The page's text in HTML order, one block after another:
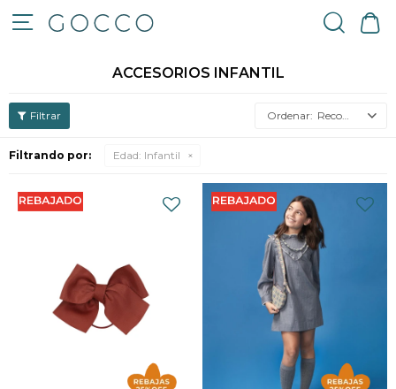

ACCESORIOS INFANTIL
Recomendados
Filtrando por: Edad: Infantil